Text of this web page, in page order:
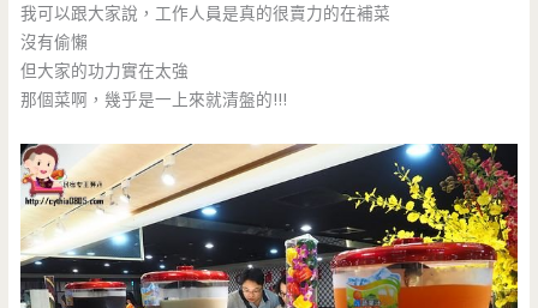
我可以跟大家說，工作人員是真的很賣力的在補菜
沒有偷懶
但大家的功力實在太強
那個菜啊，幾乎是一上來就清盤的!!!